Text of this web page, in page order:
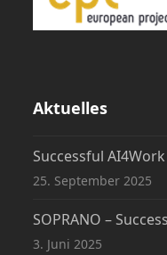
Aktuelles
Successful
25. September 2025
SOPRANO –
3. Juni 2025